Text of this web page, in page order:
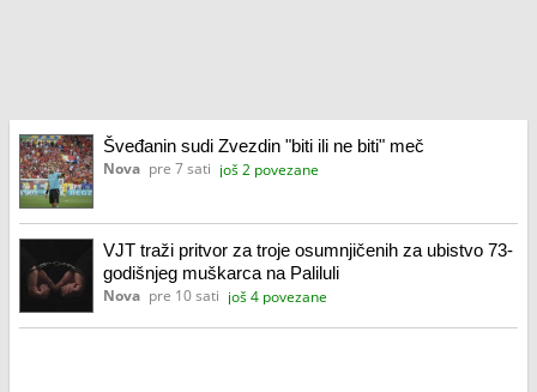
Šveđanin sudi Zvezdin "biti ili ne biti" meč
Nova pre 7 sati još 2 povezane
VJT traži pritvor za troje osumnjičenih za ubistvo 73-
godišnjeg muškarca na Paliluli
Nova pre 10 sati još 4 povezane